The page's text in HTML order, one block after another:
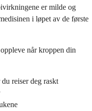
er milde og
i løpet av de første
når kroppen din
reiser deg raskt